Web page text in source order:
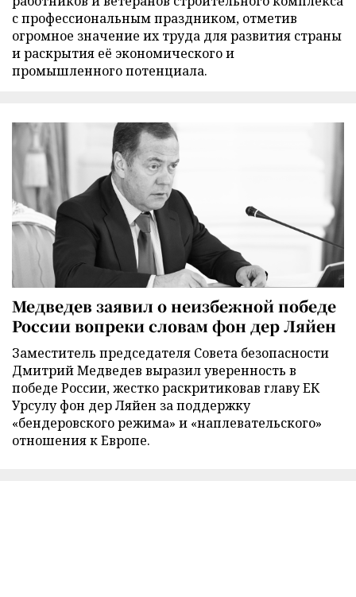
с профессиональным праздником, отметив
огромное значение их труда для развития страны
и раскрытия её экономического и
промышленного потенциала.
Медведев заявил о неизбежной победе
России вопреки словам фон дер Ляйен
Заместитель председателя Совета безопасности
Дмитрий Медведев выразил уверенность в
победе России, жестко раскритиковав главу ЕК
Урсулу фон дер Ляйен за поддержку
«бендеровского режима» и «наплевательского»
отношения к Европе.